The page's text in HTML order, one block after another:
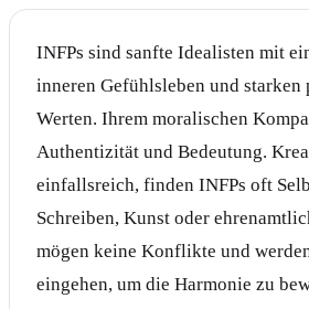
INFPs sind sanfte Idealisten mit
inneren Gefühlsleben und starken
Werten. Ihrem moralischen
Authentizität und Bedeutung.
einfallsreich, finden INFPs oft
Schreiben, Kunst oder
mögen keine Konflikte und
eingehen, um die Harmonie zu